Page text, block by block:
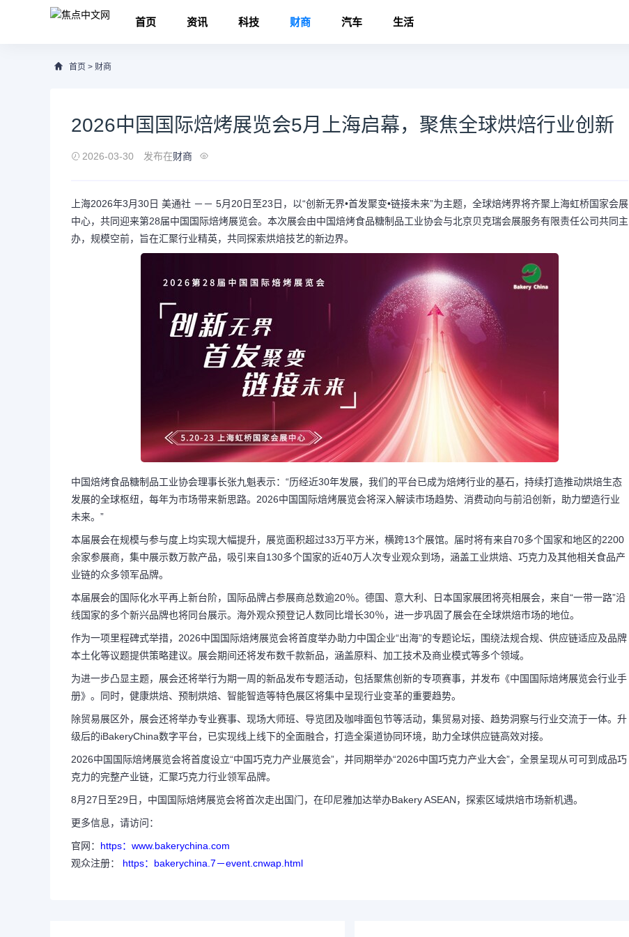
首页 资讯 科技 财商 汽车 生活
首页 > 财商
2026中国国际焙烤展览会5月上海启幕，聚焦全球烘焙行业创新
2026-03-30 发布在财商
上海2026年3月30日 美通社 －－ 5月20日至23日，以“创新无界•首发聚变•链接未来”为主题，全球焙烤界将齐聚上海虹桥国家会展
中心，共同迎来第28届中国国际焙烤展览会。本次展会由中国焙烤食品糖制品工业协会与北京贝克瑞会展服务有限责任公司共同主
办，规模空前，旨在汇聚行业精英，共同探索烘焙技艺的新边界。
中国焙烤食品糖制品工业协会理事长张九魁表示：“历经近30年发展，我们的平台已成为焙烤行业的基石，持续打造推动烘焙生态
发展的全球枢纽，每年为市场带来新思路。2026中国国际焙烤展览会将深入解读市场趋势、消费动向与前沿创新，助力塑造行业
未来。”
本届展会在规模与参与度上均实现大幅提升，展览面积超过33万平方米，横跨13个展馆。届时将有来自70多个国家和地区的2200
余家参展商，集中展示数万款产品，吸引来自130多个国家的近40万人次专业观众到场，涵盖工业烘焙、巧克力及其他相关食品产
业链的众多领军品牌。
本届展会的国际化水平再上新台阶，国际品牌占参展商总数逾20％。德国、意大利、日本国家展团将亮相展会，来自“一带一路”沿
线国家的多个新兴品牌也将同台展示。海外观众预登记人数同比增长30％，进一步巩固了展会在全球烘焙市场的地位。
作为一项里程碑式举措，2026中国国际焙烤展览会将首度举办助力中国企业“出海”的专题论坛，围绕法规合规、供应链适应及品牌
本土化等议题提供策略建议。展会期间还将发布数千款新品，涵盖原料、加工技术及商业模式等多个领域。
为进一步凸显主题，展会还将举行为期一周的新品发布专题活动，包括聚焦创新的专项赛事，并发布《中国国际焙烤展览会行业手
册》。同时，健康烘焙、预制烘焙、智能智造等特色展区将集中呈现行业变革的重要趋势。
除贸易展区外，展会还将举办专业赛事、现场大师班、导览团及咖啡面包节等活动，集贸易对接、趋势洞察与行业交流于一体。升
级后的iBakeryChina数字平台，已实现线上线下的全面融合，打造全渠道协同环境，助力全球供应链高效对接。
2026中国国际焙烤展览会将首度设立“中国巧克力产业展览会”，并同期举办“2026中国巧克力产业大会”，全景呈现从可可到成品巧
克力的完整产业链，汇聚巧克力行业领军品牌。
8月27日至29日，中国国际焙烤展览会将首次走出国门，在印尼雅加达举办Bakery ASEAN，探索区域烘焙市场新机遇。
更多信息，请访问：
官网： https：www.bakerychina.com
观众注册：
https：bakerychina.7－event.cnwap.html